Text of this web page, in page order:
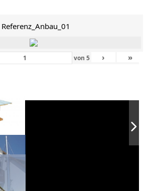
Referenz_Anbau_01
von 5 › »